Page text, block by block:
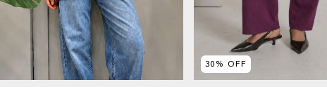
30% OFF